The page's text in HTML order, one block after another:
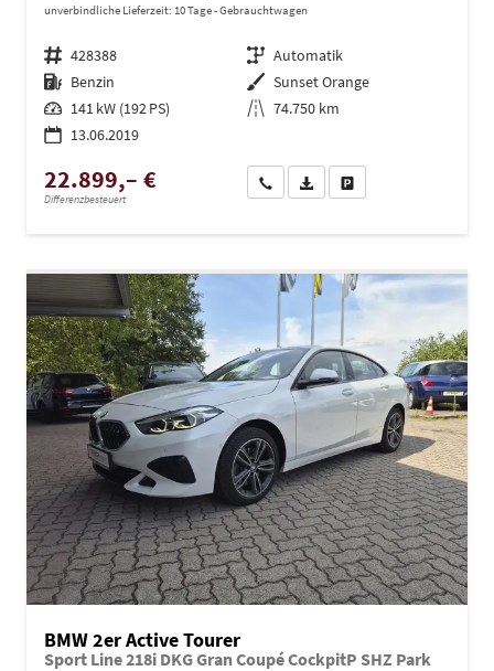
unverbindliche Lieferzeit: 10 Tage Gebrauchtwagen
Fahrzeugnr. 428388 Getriebe Automatik
Kraftstoff Benzin Außenfarbe Sunset Orange
Leistung 141 kW (192 PS) Kilometerstand 74.750 km
13.06.2019
22.899,– €
Differenzbesteuert
Wir rufen Sie anPDF-Datei, Fahrzeugexposé
BMW 2er Active Tourer
Sport Line 218i DKG Gran Coupé CockpitP SHZ Park